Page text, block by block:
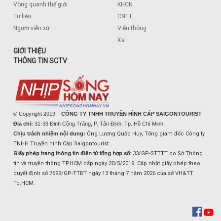
Vòng quanh thế giới
Tư liệu
Người viễn xứ
KHCN
CNTT
Viễn thông
Xe
GIỚI THIỆU
THÔNG TIN SCTV
© Copyright 2019 – CÔNG TY TNHH TRUYỀN HÌNH CÁP SAIGONTOURIST
Địa chỉ: 31-33 Đinh Công Tráng, P. Tân Định, Tp. Hồ Chí Minh.
Chịu trách nhiệm nội dung: Ông Lương Quốc Huy, Tổng giám đốc Công ty
TNHH Truyền hình Cáp Saigontourist.
Giấy phép trang thông tin điện tử tổng hợp số: 33/GP-STTTT do Sở Thông
tin và truyền thông TPHCM cấp ngày 20/5/2019. Cập nhật giấy phép theo
quyết định số 7699/GP-TTĐT ngày 13 tháng 7 năm 2026 của sở VH&TT
Tp.HCM.